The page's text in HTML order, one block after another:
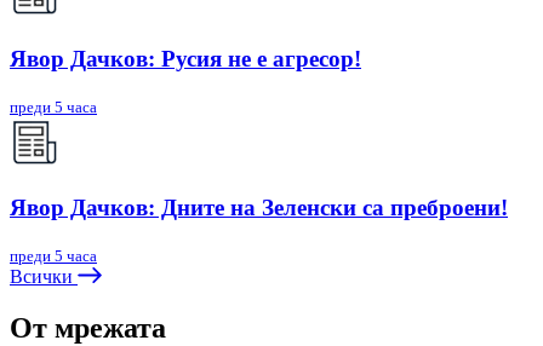
Явор Дачков: Русия не е агресор!
преди 5 часа
Явор Дачков: Дните на Зеленски са преброени!
преди 5 часа
Всички
От мрежата